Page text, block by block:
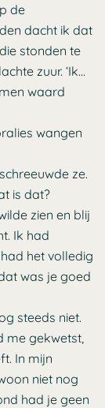
de
dacht ik dat
stonden te
zuur. ‘Ik…
waard
wangen
ze.
is dat?
zien en blij
Ik had
het volledig
was je goed
steeds niet.
me gekwetst,
In mijn
niet nog
had je geen